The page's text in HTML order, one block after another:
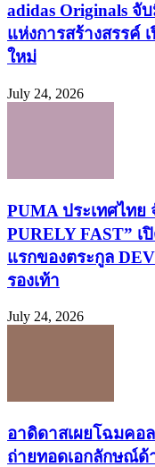
adidas Originals จั
แห่งการสร้างสรรค์
ใหม่
July 24, 2026
PUMA ประเทศไทย
PURELY FAST” เ
แรกของตระกูล
รองเท้า
July 24, 2026
อาดิดาสเผยโฉมคอ
ถ่ายทอดเอกลักษณ์ด้